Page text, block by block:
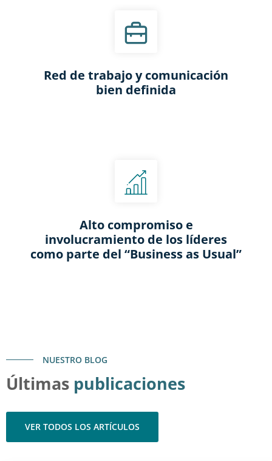
Red de trabajo y comunicación
bien definida​
Alto compromiso e
involucramiento de los líderes
como parte del “Business as Usual”​
NUESTRO BLOG
Últimas publicaciones
VER TODOS LOS ARTÍCULOS